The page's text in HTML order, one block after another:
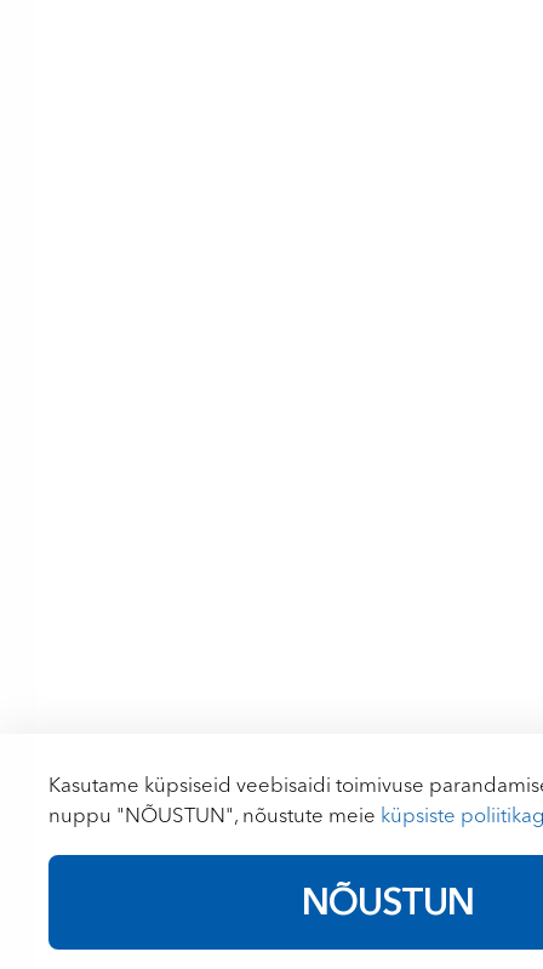
Kasutame küpsiseid veebisaidi toimivuse
nuppu "NÕUSTUN", nõustute meie küpsiste
NÕUSTUN